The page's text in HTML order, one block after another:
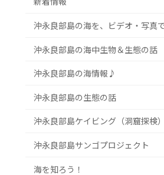
沖永良部島の海を、ビデオ・写真
沖永良部島の海中生物＆生態の話
沖永良部島の海情報♪
沖永良部島の生態の話
沖永良部島ケイビング（洞窟探検）
沖永良部島サンゴプロジェクト
海を知ろう！